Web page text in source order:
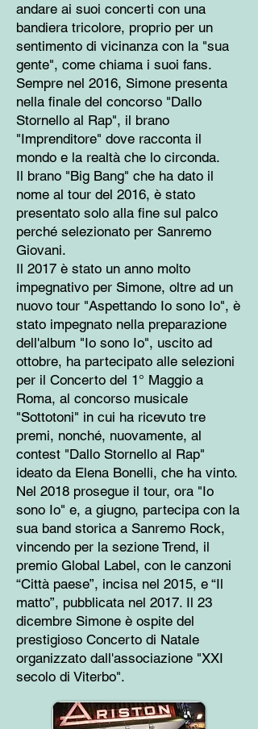
andare ai suoi concerti con una
bandiera tricolore, proprio per un
sentimento di vicinanza con la "sua
gente", come chiama i suoi fans.
Sempre nel 2016, Simone presenta
nella finale del concorso "Dallo
Stornello al Rap", il brano
"Imprenditore" dove racconta il
mondo e la realtà che lo circonda.
Il brano "Big Bang" che ha dato il
nome al tour del 2016, è stato
presentato solo alla fine sul palco
perché selezionato per Sanremo
Giovani.
Il 2017 è stato un anno molto
impegnativo per Simone, oltre ad un
nuovo tour "Aspettando Io sono Io", è
stato impegnato nella preparazione
dell'album "Io sono Io", uscito ad
ottobre, ha partecipato alle selezioni
per il Concerto del 1° Maggio a
Roma, al concorso musicale
"Sottotoni" in cui ha ricevuto tre
premi, nonché, nuovamente, al
contest "Dallo Stornello al Rap"
ideato da Elena Bonelli, che ha vinto.
Nel 2018 prosegue il tour, ora "Io
sono Io" e, a giugno, partecipa con la
sua band storica a Sanremo Rock,
vincendo per la sezione Trend, il
premio Global Label, con le canzoni
“Città paese”, incisa nel 2015, e “Il
matto”, pubblicata nel 2017. Il 23
dicembre Simone è ospite del
prestigioso Concerto di Natale
organizzato dall'associazione "XXI
secolo di Viterbo".